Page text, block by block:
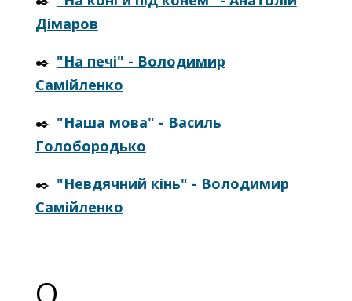
Дімаров
✒️ "На печі" - Володимир
Самійленко
✒️ "Наша мова" - Василь
Голобородько
✒️ "Невдячний кінь" - Володимир
Самійленко